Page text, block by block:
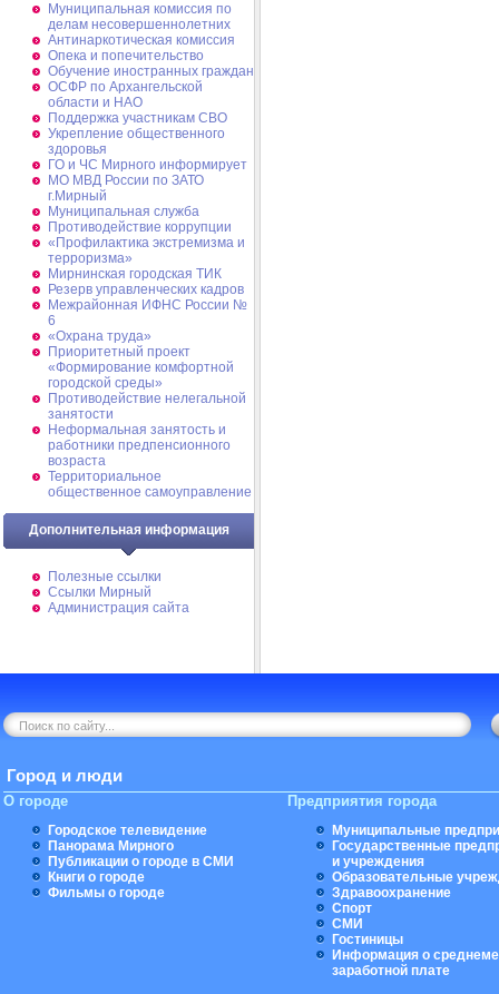
Муниципальная комиссия по
делам несовершеннолетних
Антинаркотическая комиссия
Опека и попечительство
Обучение иностранных граждан
ОСФР по Архангельской
области и НАО
Поддержка участникам СВО
Укрепление общественного
здоровья
ГО и ЧС Мирного информирует
МО МВД России по ЗАТО
г.Мирный
Муниципальная cлужба
Противодействие коррупции
«Профилактика экстремизма и
терроризма»
Мирнинская городская ТИК
Резерв управленческих кадров
Межрайонная ИФНС России №
6
«Охрана труда»
Приоритетный проект
«Формирование комфортной
городской среды»
Противодействие нелегальной
занятости
Неформальная занятость и
работники предпенсионного
возраста
Территориальное
общественное самоуправление
Дополнительная информация
Полезные ссылки
Ссылки Мирный
Администрация сайта
Город и люди
О городе
Городское телевидение
Панорама Мирного
Публикации о городе в СМИ
Книги о городе
Фильмы о городе
Предприятия города
Муниципальные
Государственные
и учреждения
Образовательные
Здравоохранение
Спорт
СМИ
Гостиницы
Информация о
заработной плате